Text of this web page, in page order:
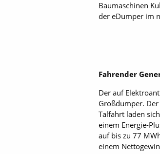
Baumaschinen
der eDumper im
Fahrender
Der auf
Großdumper.
Talfahrt laden
einem Energie-
auf bis zu 77
einem